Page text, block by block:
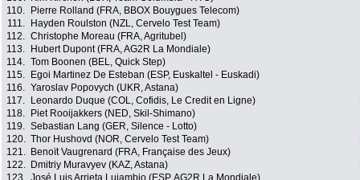
110.
Pierre Rolland (FRA, BBOX Bouygues Telecom)
111.
Hayden Roulston (NZL, Cervelo Test Team)
112. Christophe Moreau (FRA, Agritubel)
113.
Hubert Dupont (FRA, AG2R La Mondiale)
114. Tom Boonen (BEL, Quick Step)
115.
Egoi Martinez De Esteban (ESP, Euskaltel - Euskadi)
116. Yaroslav Popovych (UKR, Astana)
117.
Leonardo Duque (COL, Cofidis, Le Credit en Ligne)
118.
Piet Rooijakkers (NED, Skil-Shimano)
119. Sebastian Lang (GER, Silence - Lotto)
120. Thor Hushovd (NOR, Cervelo Test Team)
121.
Benoït Vaugrenard (FRA, Française des Jeux)
122.
Dmitriy Muravyev (KAZ, Astana)